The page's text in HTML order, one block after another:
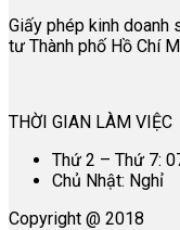
Giấy phép kinh doanh
tư Thành phố Hồ Chí
THỜI GIAN LÀM VIỆC
Thứ 2 – Thứ 7:
Chủ Nhật: Nghỉ
Copyright @ 2018